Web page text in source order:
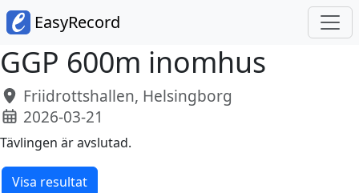
EasyRecord
GGP 600m inomhus
Friidrottshallen, Helsingborg
2026-03-21
Tävlingen är avslutad.
Visa resultat